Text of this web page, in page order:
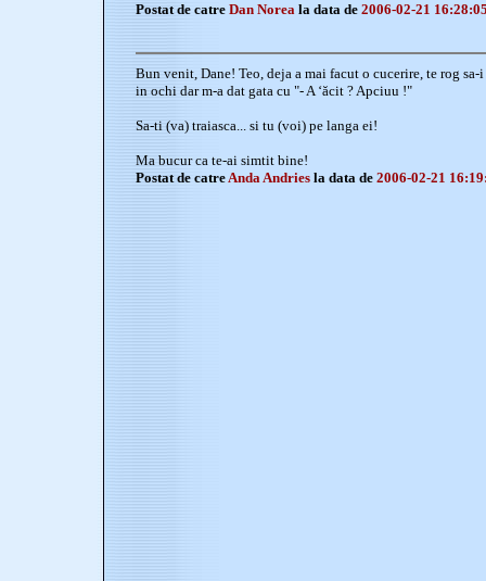
Postat de catre Dan Norea la data de 2006-02-21
Bun venit, Dane! Teo, deja a mai facut o cucerire, te rog
in ochi dar m-a dat gata cu "- A ‘ăcit ? Apciuu !"
Sa-ti (va) traiasca... si tu (voi) pe langa ei!
Ma bucur ca te-ai simtit bine!
Postat de catreAnda Andries la data de 2006-02-21